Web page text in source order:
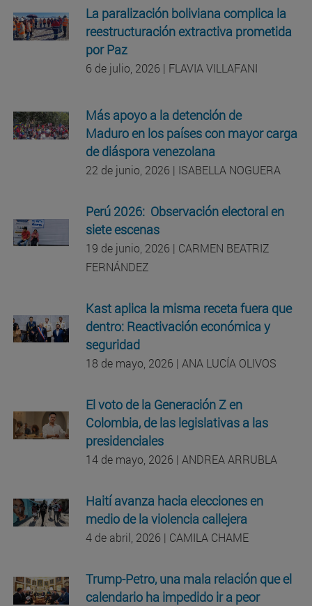
La paralización boliviana complica la
reestructuración extractiva prometida
por Paz
6 de julio, 2026 | FLAVIA VILLAFANI
Más apoyo a la detención de
Maduro en los países con mayor carga
de diáspora venezolana
22 de junio, 2026 | ISABELLA NOGUERA
Perú 2026: Observación electoral en
siete escenas
19 de junio, 2026 | CARMEN BEATRIZ
FERNÁNDEZ
Kast aplica la misma receta fuera que
dentro: Reactivación económica y
seguridad
18 de mayo, 2026 | ANA LUCÍA OLIVOS
El voto de la Generación Z en
Colombia, de las legislativas a las
presidenciales
14 de mayo, 2026 | ANDREA ARRUBLA
Haití avanza hacia elecciones en
medio de la violencia callejera
4 de abril, 2026 | CAMILA CHAME
Trump-Petro, una mala relación que el
calendario ha impedido ir a peor